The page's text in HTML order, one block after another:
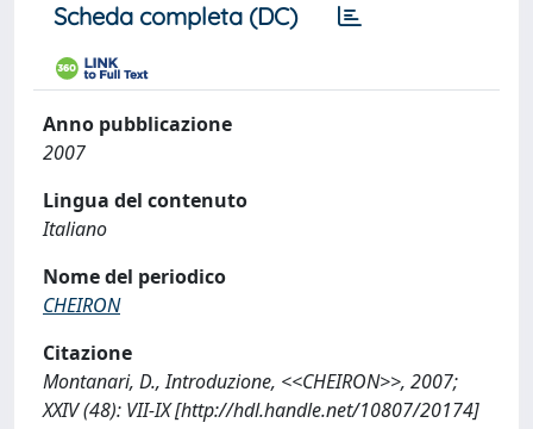
Scheda completa (DC)
Anno pubblicazione
2007
Lingua del contenuto
Italiano
Nome del periodico
CHEIRON
Citazione
Montanari, D., Introduzione, <<CHEIRON>>, 2007;
XXIV (48): VII-IX [http://hdl.handle.net/10807/20174]